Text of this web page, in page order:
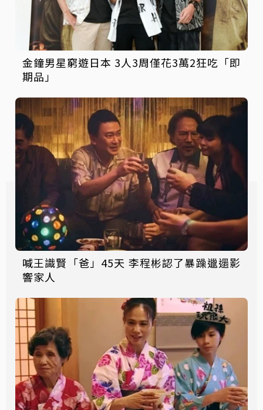
金鐘男星窮遊日本 3人3周僅花3萬2狂吃「即
期品」
喊王識賢「爸」45天 李程彬認了暴躁邋遢影
響家人